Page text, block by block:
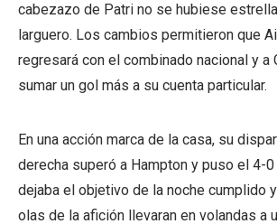
cabezazo de Patri no se hubiese
larguero. Los cambios permitieron que
regresará con el combinado nacional y a
sumar un gol más a su cuenta particular.
En una acción marca de la casa, su
derecha superó a Hampton y puso el 4-
dejaba el objetivo de la noche cumplido
olas de la afición llevaran en volandas a